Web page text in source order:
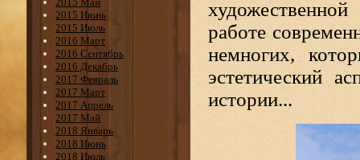
2015 Июнь
2015 Июль
2016 Март
2016 Сентябрь
2016 Декабрь
2017 Февраль
2017 Март
2017 Апрель
2017 Май
2018 Январь
2018 Июнь
2018 Июль
работе
немногих,
эстетический
истории...